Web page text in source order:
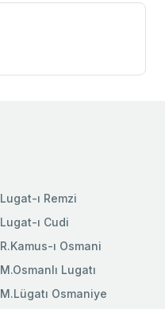
Lugat-ı Remzi
Lugat-ı Cudi
R.Kamus-ı Osmani
M.Osmanlı Lugatı
M.Lügatı Osmaniye